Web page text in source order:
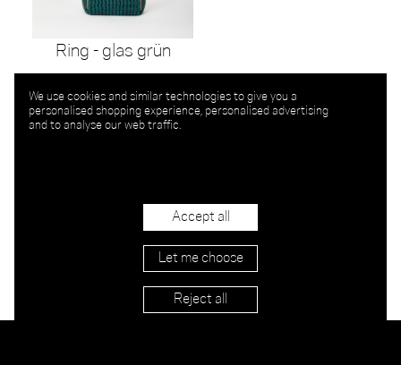
Ring - glas grün
We use cookies and similar technologies to give you a
personalised shopping experience, personalised advertising
and to analyse our web traffic.
Let me choose
Reject all
Accept all